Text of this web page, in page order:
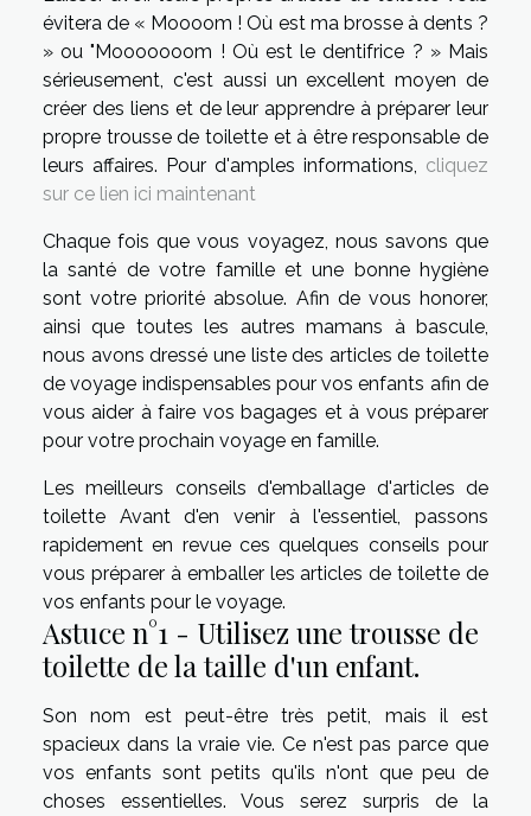
évitera de « Moooom ! Où est ma brosse à dents ?
» ou "Mooooooom ! Où est le dentifrice ? » Mais
sérieusement, c'est aussi un excellent moyen de
créer des liens et de leur apprendre à préparer leur
propre trousse de toilette et à être responsable de
leurs affaires. Pour d'amples informations, cliquez
sur ce lien ici maintenant
Chaque fois que vous voyagez, nous savons que
la santé de votre famille et une bonne hygiène
sont votre priorité absolue. Afin de vous honorer,
ainsi que toutes les autres mamans à bascule,
nous avons dressé une liste des articles de toilette
de voyage indispensables pour vos enfants afin de
vous aider à faire vos bagages et à vous préparer
pour votre prochain voyage en famille.
Les meilleurs conseils d'emballage d'articles de
toilette Avant d'en venir à l'essentiel, passons
rapidement en revue ces quelques conseils pour
vous préparer à emballer les articles de toilette de
vos enfants pour le voyage.
Astuce n°1 - Utilisez une trousse de
toilette de la taille d'un enfant.
Son nom est peut-être très petit, mais il est
spacieux dans la vraie vie. Ce n'est pas parce que
vos enfants sont petits qu'ils n'ont que peu de
choses essentielles. Vous serez surpris de la